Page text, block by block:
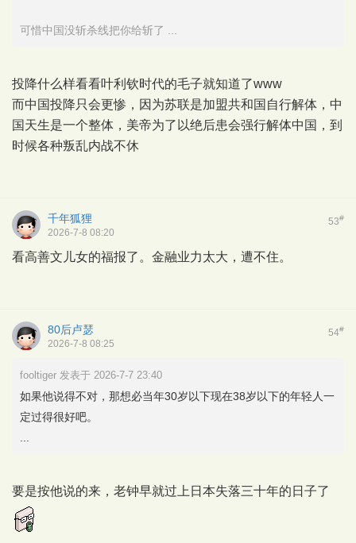
可惜中国没斩杀线把你给斩了 ...
投降什么样看看叶利钦时代的毛子就知道了www
而中国投降只会更惨，因为苏联是加盟共和国自行解体，中
国天生是一个整体，美帝为了以绝后患会强行解体中国，到
时候各种叛乱内战不休
53#
千年狐狸
2026-7-8 08:20
看高善文儿女的福报了。金融业力太大，遭不住。
54#
80后卢瑟
2026-7-8 08:25
fooltiger 发表于 2026-7-7 23:40
如果他说得不对，那想必当年30岁以下现在38岁以下的年轻人一
定过得很好吧。
要是按他说的来，老钟早就过上日本失落三十年的日子了